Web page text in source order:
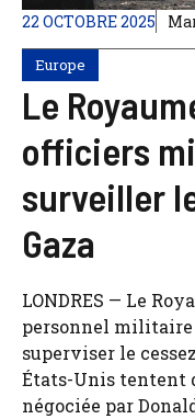
22 OCTOBRE 2025
Europe
Le
officiers
surveiller
Gaza
LONDRES — Le
personnel militaire
superviser le
États-Unis tentent
négociée par